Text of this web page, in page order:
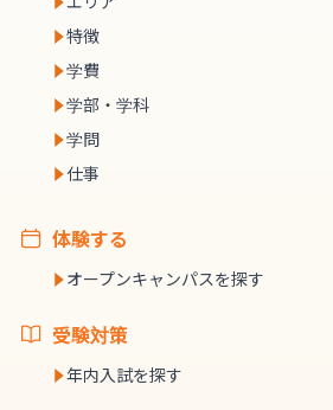
特徴
学費
学部・学科
学問
仕事
体験する
オープンキャンパスを探す
受験対策
年内入試を探す